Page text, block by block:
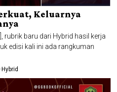
Keluarnya
rubrik baru dari Hybrid hasil kerja
edisi kali ini ada rangkuman
·Hybrid